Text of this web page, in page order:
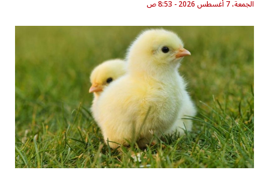
الجمعة، 7 أغسطس 2026 - 8:53 ص